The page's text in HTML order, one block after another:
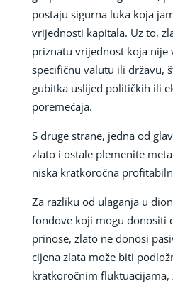
postaju sigurna luka koja
vrijednosti kapitala. Uz to,
priznatu vrijednost koja nije
specifičnu valutu ili državu,
gubitka uslijed političkih ili
poremećaja.
S druge strane, jedna od
zlato i ostale plemenite
niska kratkoročna
Za razliku od ulaganja u
fondove koji mogu donositi
prinose, zlato ne donosi
cijena zlata može biti
kratkoročnim fluktuacijama,